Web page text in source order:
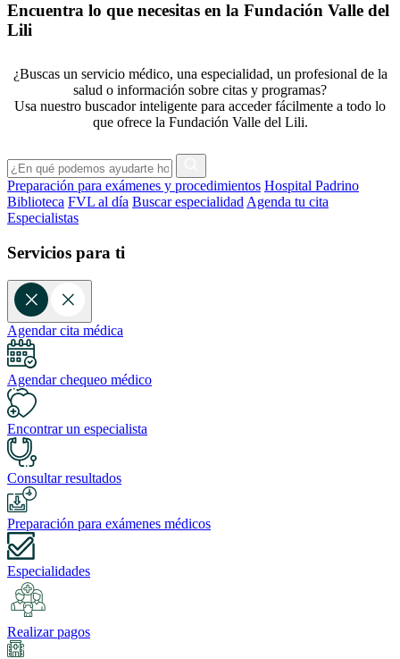
Encuentra lo que necesitas en la Fundación Valle del
Lili
¿Buscas un servicio médico, una especialidad, un profesional de la
salud o información sobre citas y programas?
Usa nuestro buscador inteligente para acceder fácilmente a todo lo
que ofrece la Fundación Valle del Lili.
Preparación para exámenes y procedimientos Hospital Padrino
Biblioteca FVL al día Buscar especialidad Agenda tu cita
Especialistas
Servicios para ti
Agendar cita médica
Agendar chequeo médico
Encontrar un especialista
Consultar resultados
Preparación para exámenes médicos
Especialidades
Realizar pagos